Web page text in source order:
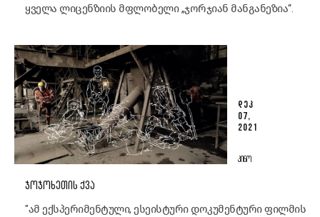
ყველა ლიცენზიის მფლობელი „ჯორჯიან მანგანეზია“.
ᲓᲔᲙ
07,
2021
ᲙᲘᲜᲝ
ᲯᲝᲯᲝᲮᲔᲗᲘᲡ ᲥᲕᲐ
"ამ ექსპერიმენტული, ესეისტური დოკუმენტური ფილმის